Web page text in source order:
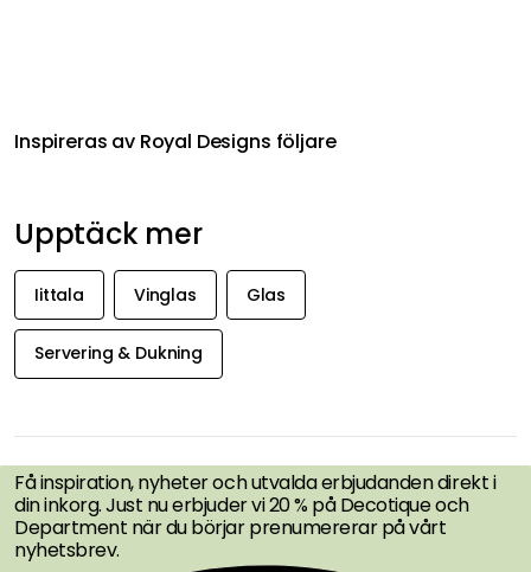
Inspireras av Royal Designs följare
Upptäck mer
Iittala Vinglas Glas
Servering & Dukning
FÅ INSPIRATION &
ERBJUDANDEN FÖRST
Få inspiration, nyheter och utvalda erbjudanden direkt i
din inkorg. Just nu erbjuder vi 20 % på Decotique och
Department när du börjar prenumererar på vårt
nyhetsbrev.